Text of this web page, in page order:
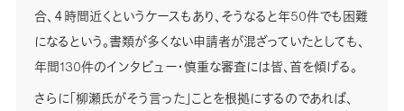
合、４時間近くというケースもあり、そうなると年50件でも困難
になるという。書類が多くない申請者が混ざっていたとしても、
年間130件のインタビュー・慎重な審査には皆、首を傾げる。
さらに「柳瀬氏がそう言った」ことを根拠にするのであれば、